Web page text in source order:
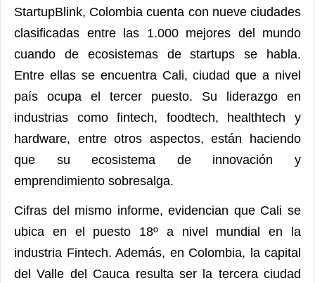
StartupBlink, Colombia cuenta con nueve ciudades
clasificadas entre las 1.000 mejores del mundo
cuando de ecosistemas de startups se habla.
Entre ellas se encuentra Cali, ciudad que a nivel
país ocupa el tercer puesto. Su liderazgo en
industrias como fintech, foodtech, healthtech y
hardware, entre otros aspectos, están haciendo
que su ecosistema de innovación y
emprendimiento sobresalga.
Cifras del mismo informe, evidencian que Cali se
ubica en el puesto 18º a nivel mundial en la
industria Fintech. Además, en Colombia, la capital
del Valle del Cauca resulta ser la tercera ciudad